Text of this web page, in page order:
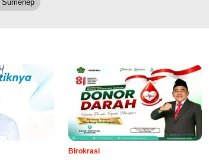
Sumenep
Birokrasi